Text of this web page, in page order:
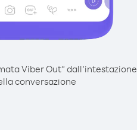
Viber Out” dall’intestazione
conversazione